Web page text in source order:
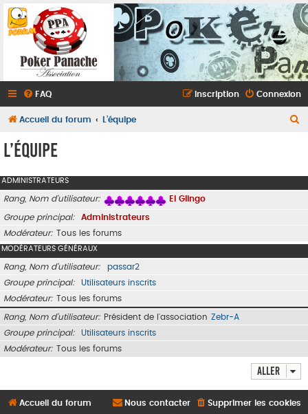
FAQ Connexion
Inscription
Accueil du forum L’équipe
e
h
L’équipe
ADMINISTRATEURS
Rang, Nom d’utilisateur El Glingo
Groupe principal
Administrateurs
Modérateur
Tous les forums
MODÉRATEURS GÉNÉRAUX
Rang, Nom d’utilisateur
passar2
Groupe principal
Utilisateurs inscrits
Modérateur
Tous les forums
Rang, Nom d’utilisateur Président de l'association Zebr-A
Groupe principal
Utilisateurs inscrits
Modérateur
Tous les forums
Aller
Accueil du forum Supprimer les cookies
Nous contacter